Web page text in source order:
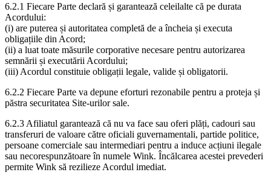
6.2.1 Fiecare Parte declară și garantează celeilalte că pe durata
Acordului:
(i) are puterea și autoritatea completă de a încheia și executa
obligațiile din Acord;
(ii) a luat toate măsurile corporative necesare pentru autorizarea
semnării și executării Acordului;
(iii) Acordul constituie obligații legale, valide și obligatorii.
6.2.2 Fiecare Parte va depune eforturi rezonabile pentru a proteja și
păstra securitatea Site-urilor sale.
6.2.3 Afiliatul garantează că nu va face sau oferi plăți, cadouri sau
transferuri de valoare către oficiali guvernamentali, partide politice,
persoane comerciale sau intermediari pentru a induce acțiuni ilegale
sau necorespunzătoare în numele Wink. Încălcarea acestei prevederi
permite Wink să rezilieze Acordul imediat.